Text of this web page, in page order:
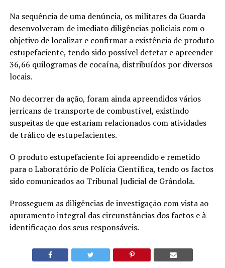
Na sequência de uma denúncia, os militares da Guarda
desenvolveram de imediato diligências policiais com o
objetivo de localizar e confirmar a existência de produto
estupefaciente, tendo sido possível detetar e apreender
36,66 quilogramas de cocaína, distribuídos por diversos
locais.
No decorrer da ação, foram ainda apreendidos vários
jerricans de transporte de combustível, existindo
suspeitas de que estariam relacionados com atividades
de tráfico de estupefacientes.
O produto estupefaciente foi apreendido e remetido
para o Laboratório de Polícia Científica, tendo os factos
sido comunicados ao Tribunal Judicial de Grândola.
Prosseguem as diligências de investigação com vista ao
apuramento integral das circunstâncias dos factos e à
identificação dos seus responsáveis.